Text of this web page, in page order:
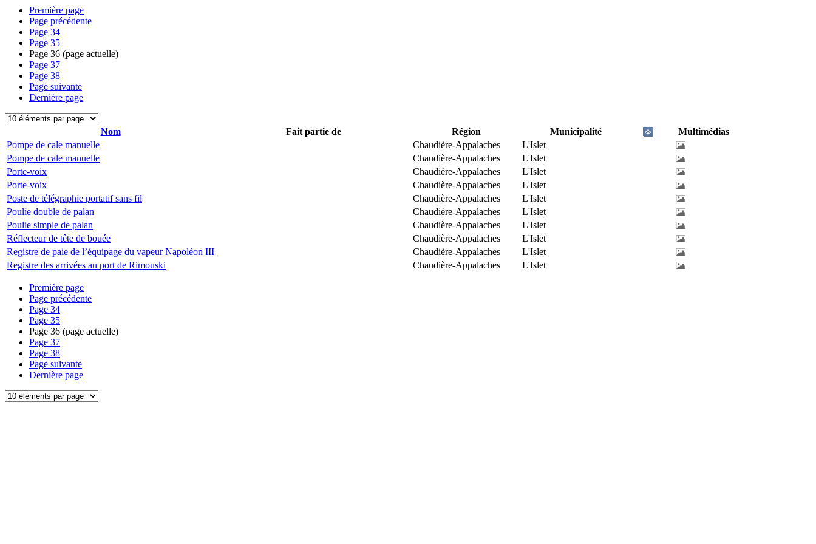
Première page
Page précédente
Page 34
Page 35
Page 36 (page actuelle)
Page 37
Page 38
Page suivante
Dernière page
Nom Fait partie de Région Municipalité
Multimédias
Pompe de cale manuelle
Chaudière-Appalaches
L'Islet
Pompe de cale manuelle
Chaudière-Appalaches
L'Islet
Porte-voix
Chaudière-Appalaches
L'Islet
Porte-voix
Chaudière-Appalaches
L'Islet
Poste de télégraphie portatif sans fil
Chaudière-Appalaches
L'Islet
Poulie double de palan
Chaudière-Appalaches
L'Islet
Poulie simple de palan
Chaudière-Appalaches
L'Islet
Réflecteur de tête de bouée
Chaudière-Appalaches
L'Islet
Registre de paie de l’équipage du vapeur Napoléon III
Chaudière-Appalaches
L'Islet
Registre des arrivées au port de Rimouski
Chaudière-Appalaches L'Islet
Première page
Page précédente
Page 34
Page 35
Page 36 (page actuelle)
Page 37
Page 38
Page suivante
Dernière page